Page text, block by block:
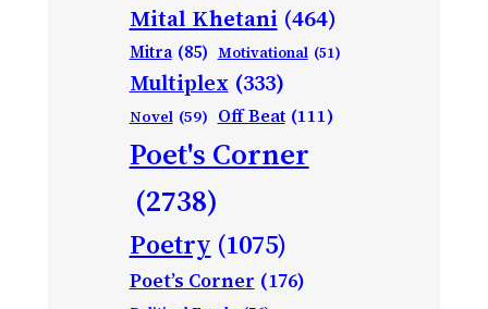
Mital Khetani (464)
Mitra (85) Motivational (51)
Multiplex (333)
Novel (59) Off Beat (111)
Poet's Corner
(2738)
Poetry (1075)
Poet’s Corner (176)